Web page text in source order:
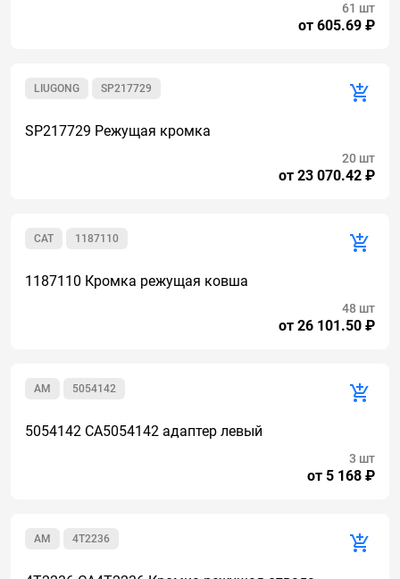
от 605.69 ₽
61 шт
SP217729
LIUGONG
SP217729 Режущая кромка
от 23 070.42 ₽
20 шт
1187110
CAT
1187110 Кромка режущая ковша
от 26 101.50 ₽
48 шт
5054142
AM
5054142 CA5054142 адаптер левый
от 5 168 ₽
3 шт
4T2236
AM